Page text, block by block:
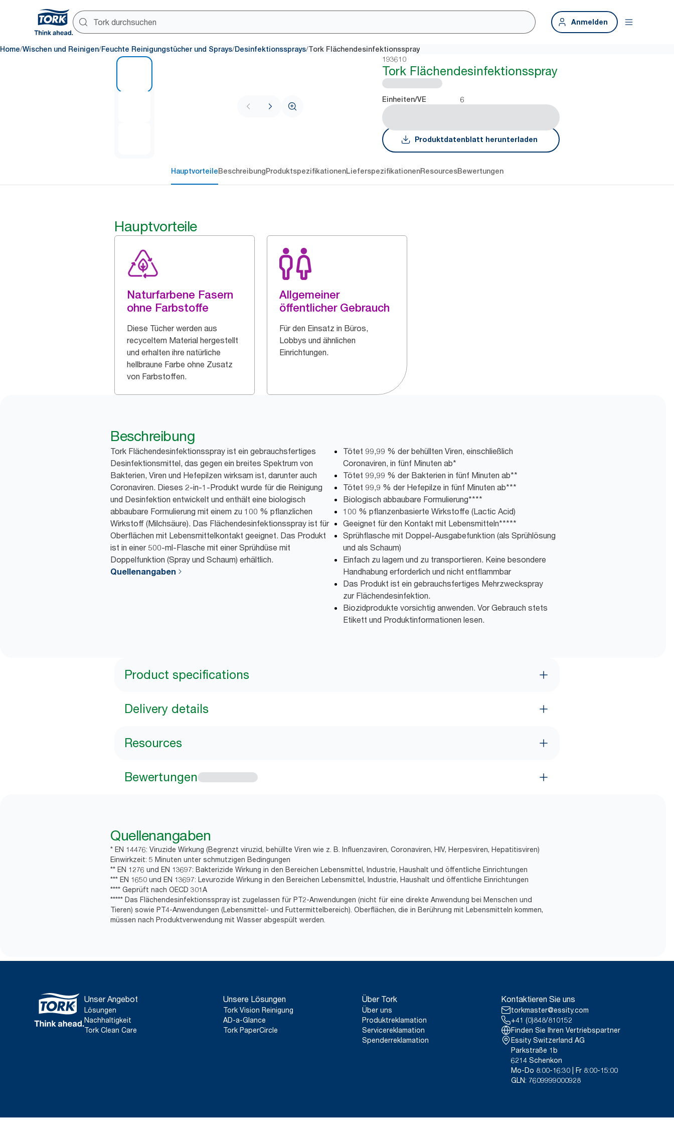
Anmelden
Home/Wischen und Reinigen/Feuchte Reinigungstücher und Sprays/Desinfektionssprays/Tork Flächendesinfektionsspray
193610
Tork Flächendesinfektionsspray
Einheiten/VE 6
Produktdatenblatt herunterladen
HauptvorteileBeschreibungProduktspezifikationenLieferspezifikationenResourcesBewertungen
Hauptvorteile
Naturfarbene Fasern
ohne Farbstoffe
Diese Tücher werden aus
recyceltem Material hergestellt
und erhalten ihre natürliche
hellbraune Farbe ohne Zusatz
von Farbstoffen.
Allgemeiner
öffentlicher Gebrauch
Für den Einsatz in Büros,
Lobbys und ähnlichen
Einrichtungen.
Beschreibung
Tork Flächendesinfektionsspray ist ein gebrauchsfertiges
Desinfektionsmittel, das gegen ein breites Spektrum von
Bakterien, Viren und Hefepilzen wirksam ist, darunter auch
Coronaviren. Dieses 2-in-1-Produkt wurde für die Reinigung
und Desinfektion entwickelt und enthält eine biologisch
abbaubare Formulierung mit einem zu 100 % pflanzlichen
Wirkstoff (Milchsäure). Das Flächendesinfektionsspray ist für
Oberflächen mit Lebensmittelkontakt geeignet. Das Produkt
ist in einer 500-ml-Flasche mit einer Sprühdüse mit
Doppelfunktion (Spray und Schaum) erhältlich.
Quellenangaben
Tötet 99,99 % der behüllten Viren, einschließlich
Coronaviren, in fünf Minuten ab*
Tötet 99,99 % der Bakterien in fünf Minuten ab**
Tötet 99,9 % der Hefepilze in fünf Minuten ab***
Biologisch abbaubare Formulierung****
100 % pflanzenbasierte Wirkstoffe (Lactic Acid)
Geeignet für den Kontakt mit Lebensmitteln*****
Sprühflasche mit Doppel-Ausgabefunktion (als Sprühlösung
und als Schaum)
Einfach zu lagern und zu transportieren. Keine besondere
Handhabung erforderlich und nicht entflammbar
Das Produkt ist ein gebrauchsfertiges Mehrzweckspray
zur Flächendesinfektion.
Biozidprodukte vorsichtig anwenden. Vor Gebrauch stets
Etikett und Produktinformationen lesen.
Product specifications
Delivery details
Resources
Bewertungen
Quellenangaben
* EN 14476: Viruzide Wirkung (Begrenzt viruzid, behüllte Viren wie z. B. Influenzaviren, Coronaviren, HIV, Herpesviren, Hepatitisviren)
Einwirkzeit: 5 Minuten unter schmutzigen Bedingungen
** EN 1276 und EN 13697: Bakterizide Wirkung in den Bereichen Lebensmittel, Industrie, Haushalt und öffentliche Einrichtungen
*** EN 1650 und EN 13697: Levurozide Wirkung in den Bereichen Lebensmittel, Industrie, Haushalt und öffentliche Einrichtungen
**** Geprüft nach OECD 301A
***** Das Flächendesinfektionsspray ist zugelassen für PT2-Anwendungen (nicht für eine direkte Anwendung bei Menschen und
Tieren) sowie PT4-Anwendungen (Lebensmittel- und Futtermittelbereich). Oberflächen, die in Berührung mit Lebensmitteln kommen,
müssen nach Produktverwendung mit Wasser abgespült werden.
Unser Angebot
Lösungen
Nachhaltigkeit
Tork Clean Care
Unsere Lösungen
Tork Vision Reinigung
AD-a-Glance
Tork PaperCircle
Über Tork
Über uns
Produktreklamation
Servicereklamation
Spenderreklamation
Kontaktieren Sie uns
torkmaster@essity.com
+41 (0)848/810152
Finden Sie Ihren Vertriebspartner
Essity Switzerland AG
Parkstraße 1b
6214 Schenkon
Mo-Do 8:00-16:30 | Fr 8:00-15:00
GLN: 7609999000928